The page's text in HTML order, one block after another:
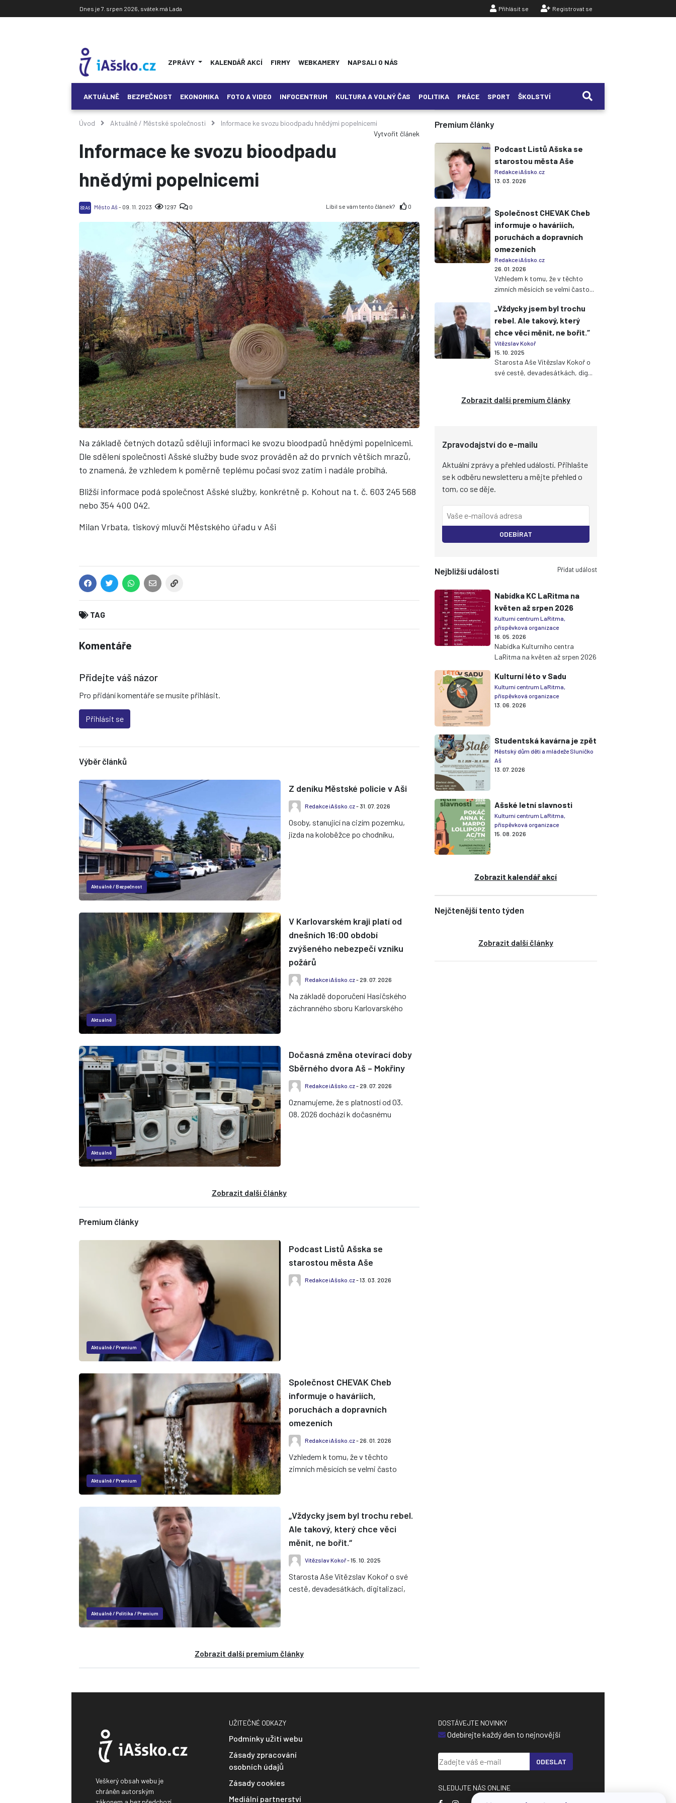
Dnes je 7. srpen 2026, svátek má Lada Přihlásit se Registrovat se
ZPRÁVY KALENDÁŘ AKCÍ FIRMY WEBKAMERY NAPSALI O NÁS
AKTUÁLNĚ BEZPEČNOST EKONOMIKA FOTO A VIDEO INFOCENTRUM KULTURA A VOLNÝ ČAS POLITIKA PRÁCE SPORT ŠKOLSTVÍ
Úvod Aktuálně / Městské společnosti
Informace ke svozu bioodpadu hnědými popelnicemi
Vytvořit článek
Informace ke svozu bioodpadu
hnědými popelnicemi
Město Aš - 09. 11. 2023 1297 0 Líbil se vám tento článek? 0
Na základě četných dotazů sděluji informaci ke svozu bioodpadů hnědými popelnicemi.
Dle sdělení společnosti Ašské služby bude svoz prováděn až do prvních větších mrazů,
to znamená, že vzhledem k poměrně teplému počasí svoz zatím i nadále probíhá.
Bližší informace podá společnost Ašské služby, konkrétně p. Kohout na t. č. 603 245 568
nebo 354 400 042.
Milan Vrbata, tiskový mluvčí Městského úřadu v Aši
TAG
Komentáře
Přidejte váš názor
Pro přidání komentáře se musíte přihlásit.
Přihlásit se
Výběr článků
Aktuálně/Bezpečnost
Z deníku Městské policie v Aši
Redakce iAšsko.cz- 31. 07. 2026
Osoby, stanující na cizím pozemku,
jízda na koloběžce po chodníku,
Aktuálně
V Karlovarském kraji platí od
dnešních 16:00 období
zvýšeného nebezpečí vzniku
požárů
Redakce iAšsko.cz- 29. 07. 2026
Na základě doporučení Hasičského
záchranného sboru Karlovarského
Aktuálně
Dočasná změna otevírací doby
Sběrného dvora Aš – Mokřiny
Redakce iAšsko.cz- 29. 07. 2026
Oznamujeme, že s platností od 03.
08. 2026 dochází k dočasnému
Zobrazit další články
Premium články
Aktuálně/Premium
Podcast Listů Ašska se
starostou města Aše
Redakce iAšsko.cz- 13. 03. 2026
Aktuálně/Premium
Společnost CHEVAK Cheb
informuje o haváriích,
poruchách a dopravních
omezeních
Redakce iAšsko.cz- 26. 01. 2026
Vzhledem k tomu, že v těchto
zimních měsících se velmi často
Aktuálně/Politika /Premium
„Vždycky jsem byl trochu rebel.
Ale takový, který chce věci
měnit, ne bořit.“
Vítězslav Kokoř- 15. 10. 2025
Starosta Aše Vítězslav Kokoř o své
cestě, devadesátkách, digitalizaci,
Zobrazit další premium články
Premium články
Podcast Listů Ašska se
starostou města Aše
Redakce iAšsko.cz
13. 03. 2026
Společnost CHEVAK Cheb
informuje o haváriích,
poruchách a dopravních
omezeních
Redakce iAšsko.cz
26. 01. 2026
Vzhledem k tomu, že v těchto
zimních měsících se velmi často...
„Vždycky jsem byl trochu
rebel. Ale takový, který
chce věci měnit, ne bořit.“
Vítězslav Kokoř
15. 10. 2025
Starosta Aše Vítězslav Kokoř o
své cestě, devadesátkách, dig...
Zobrazit další premium články
Zpravodajství do e-mailu
Aktuální zprávy a přehled událostí. Přihlašte
se k odběru newsletteru a mějte přehled o
tom, co se děje.
ODEBÍRAT
Nejbližší události Přidat událost
Nabídka KC LaRitma na
květen až srpen 2026
Kulturní centrum LaRitma,
příspěvková organizace
16. 05. 2026
Nabídka Kulturního centra
LaRitma na květen až srpen 2026
Kulturní léto v Sadu
Kulturní centrum LaRitma,
příspěvková organizace
13. 06. 2026
Studentská kavárna je zpět
Městský dům dětí a mládeže Sluníčko
Aš
13. 07. 2026
Ašské letní slavnosti
Kulturní centrum LaRitma,
příspěvková organizace
15. 08. 2026
Zobrazit kalendář akcí
Nejčtenější tento týden
Zobrazit další články
Veškerý obsah webu je
chráněn autorským
UŽITEČNÉ ODKAZY
Podmínky užití webu
Zásady zpracování
osobních údajů
Zásady cookies
Mediální partnerství
DOSTÁVEJTE NOVINKY
Odebírejte každý den to nejnovější
ODESLAT
SLEDUJTE NÁS ONLINE